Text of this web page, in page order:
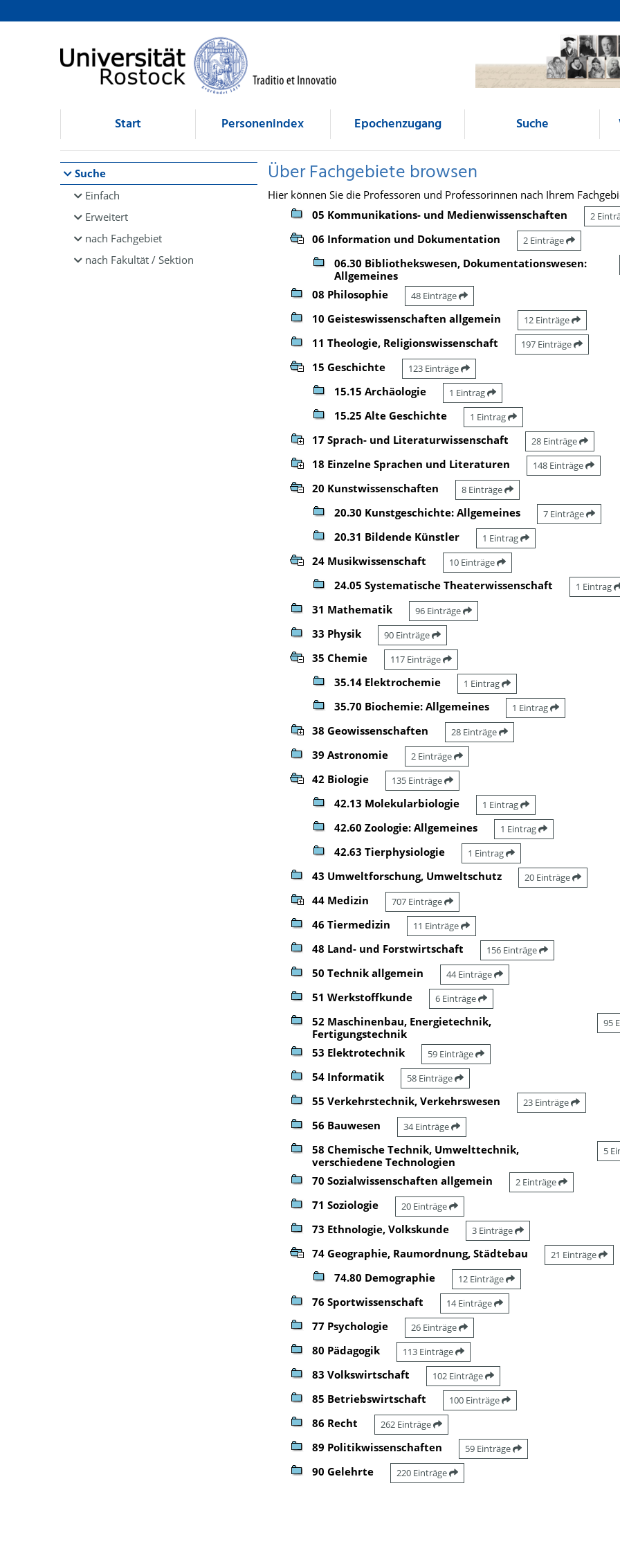
Browsen
direkt zum Inhalt
Start Personenindex Epochenzugang Suche
Suche
Einfach
Erweitert
nach Fachgebiet
nach Fakultät / Sektion
Über Fachgebiete browsen
Hier können Sie die Professoren und Professorinnen nach Ihrem
05 Kommunikations- und Medienwissenschaften
2
06 Information und Dokumentation 2 Einträge
06.30 Bibliothekswesen, Dokumentationswesen:
Allgemeines
08 Philosophie 48 Einträge
10 Geisteswissenschaften allgemein 12 Einträge
11 Theologie, Religionswissenschaft 197 Einträge
15 Geschichte 123 Einträge
15.15 Archäologie 1 Eintrag
15.25 Alte Geschichte 1 Eintrag
17 Sprach- und Literaturwissenschaft 28 Einträge
18 Einzelne Sprachen und Literaturen 148 Einträge
20 Kunstwissenschaften 8 Einträge
20.30 Kunstgeschichte: Allgemeines 7 Einträge
20.31 Bildende Künstler 1 Eintrag
24 Musikwissenschaft 10 Einträge
24.05 Systematische Theaterwissenschaft 1 Eintrag
31 Mathematik 96 Einträge
33 Physik 90 Einträge
35 Chemie 117 Einträge
35.14 Elektrochemie 1 Eintrag
35.70 Biochemie: Allgemeines 1 Eintrag
38 Geowissenschaften 28 Einträge
39 Astronomie 2 Einträge
42 Biologie 135 Einträge
42.13 Molekularbiologie 1 Eintrag
42.60 Zoologie: Allgemeines 1 Eintrag
42.63 Tierphysiologie 1 Eintrag
43 Umweltforschung, Umweltschutz 20 Einträge
44 Medizin 707 Einträge
46 Tiermedizin 11 Einträge
48 Land- und Forstwirtschaft 156 Einträge
50 Technik allgemein 44 Einträge
51 Werkstoffkunde 6 Einträge
52 Maschinenbau, Energietechnik,
Fertigungstechnik
95
53 Elektrotechnik 59 Einträge
54 Informatik 58 Einträge
55 Verkehrstechnik, Verkehrswesen 23 Einträge
56 Bauwesen 34 Einträge
58 Chemische Technik, Umwelttechnik,
verschiedene Technologien
5
70 Sozialwissenschaften allgemein 2 Einträge
71 Soziologie 20 Einträge
73 Ethnologie, Volkskunde 3 Einträge
74 Geographie, Raumordnung, Städtebau 21 Einträge
74.80 Demographie 12 Einträge
76 Sportwissenschaft 14 Einträge
77 Psychologie 26 Einträge
80 Pädagogik 113 Einträge
83 Volkswirtschaft 102 Einträge
85 Betriebswirtschaft 100 Einträge
86 Recht 262 Einträge
89 Politikwissenschaften 59 Einträge
90 Gelehrte 220 Einträge